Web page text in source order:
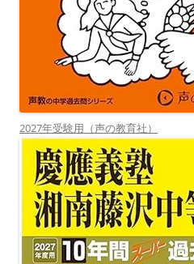
2027年受験用（声の教育社）